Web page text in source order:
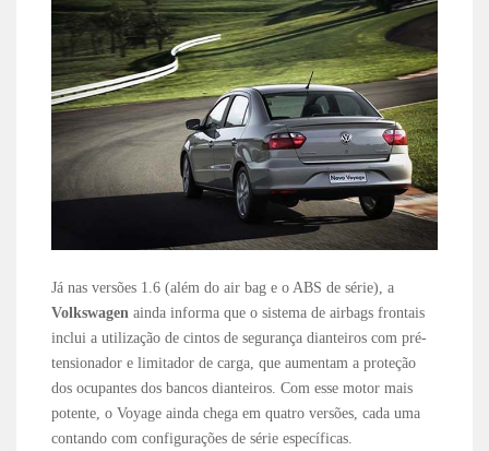
Já nas versões 1.6 (além do air bag e o ABS de série), a
Volkswagen ainda informa que o sistema de airbags frontais
inclui a utilização de cintos de segurança dianteiros com pré-
tensionador e limitador de carga, que aumentam a proteção
dos ocupantes dos bancos dianteiros. Com esse motor mais
potente, o Voyage ainda chega em quatro versões, cada uma
contando com configurações de série específicas.